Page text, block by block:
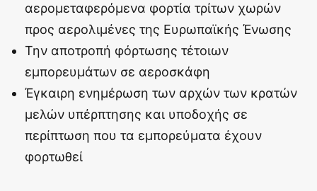
αερομεταφερόμενα φορτία τρίτων χωρών
προς αερολιμένες της Ευρωπαϊκής Ένωσης
Την αποτροπή φόρτωσης τέτοιων
εμπορευμάτων σε αεροσκάφη
Έγκαιρη ενημέρωση των αρχών των κρατών
μελών υπέρπτησης και υποδοχής σε
περίπτωση που τα εμπορεύματα έχουν
φορτωθεί